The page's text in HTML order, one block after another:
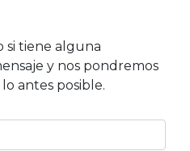
si tiene alguna
y nos pondremos
antes posible.